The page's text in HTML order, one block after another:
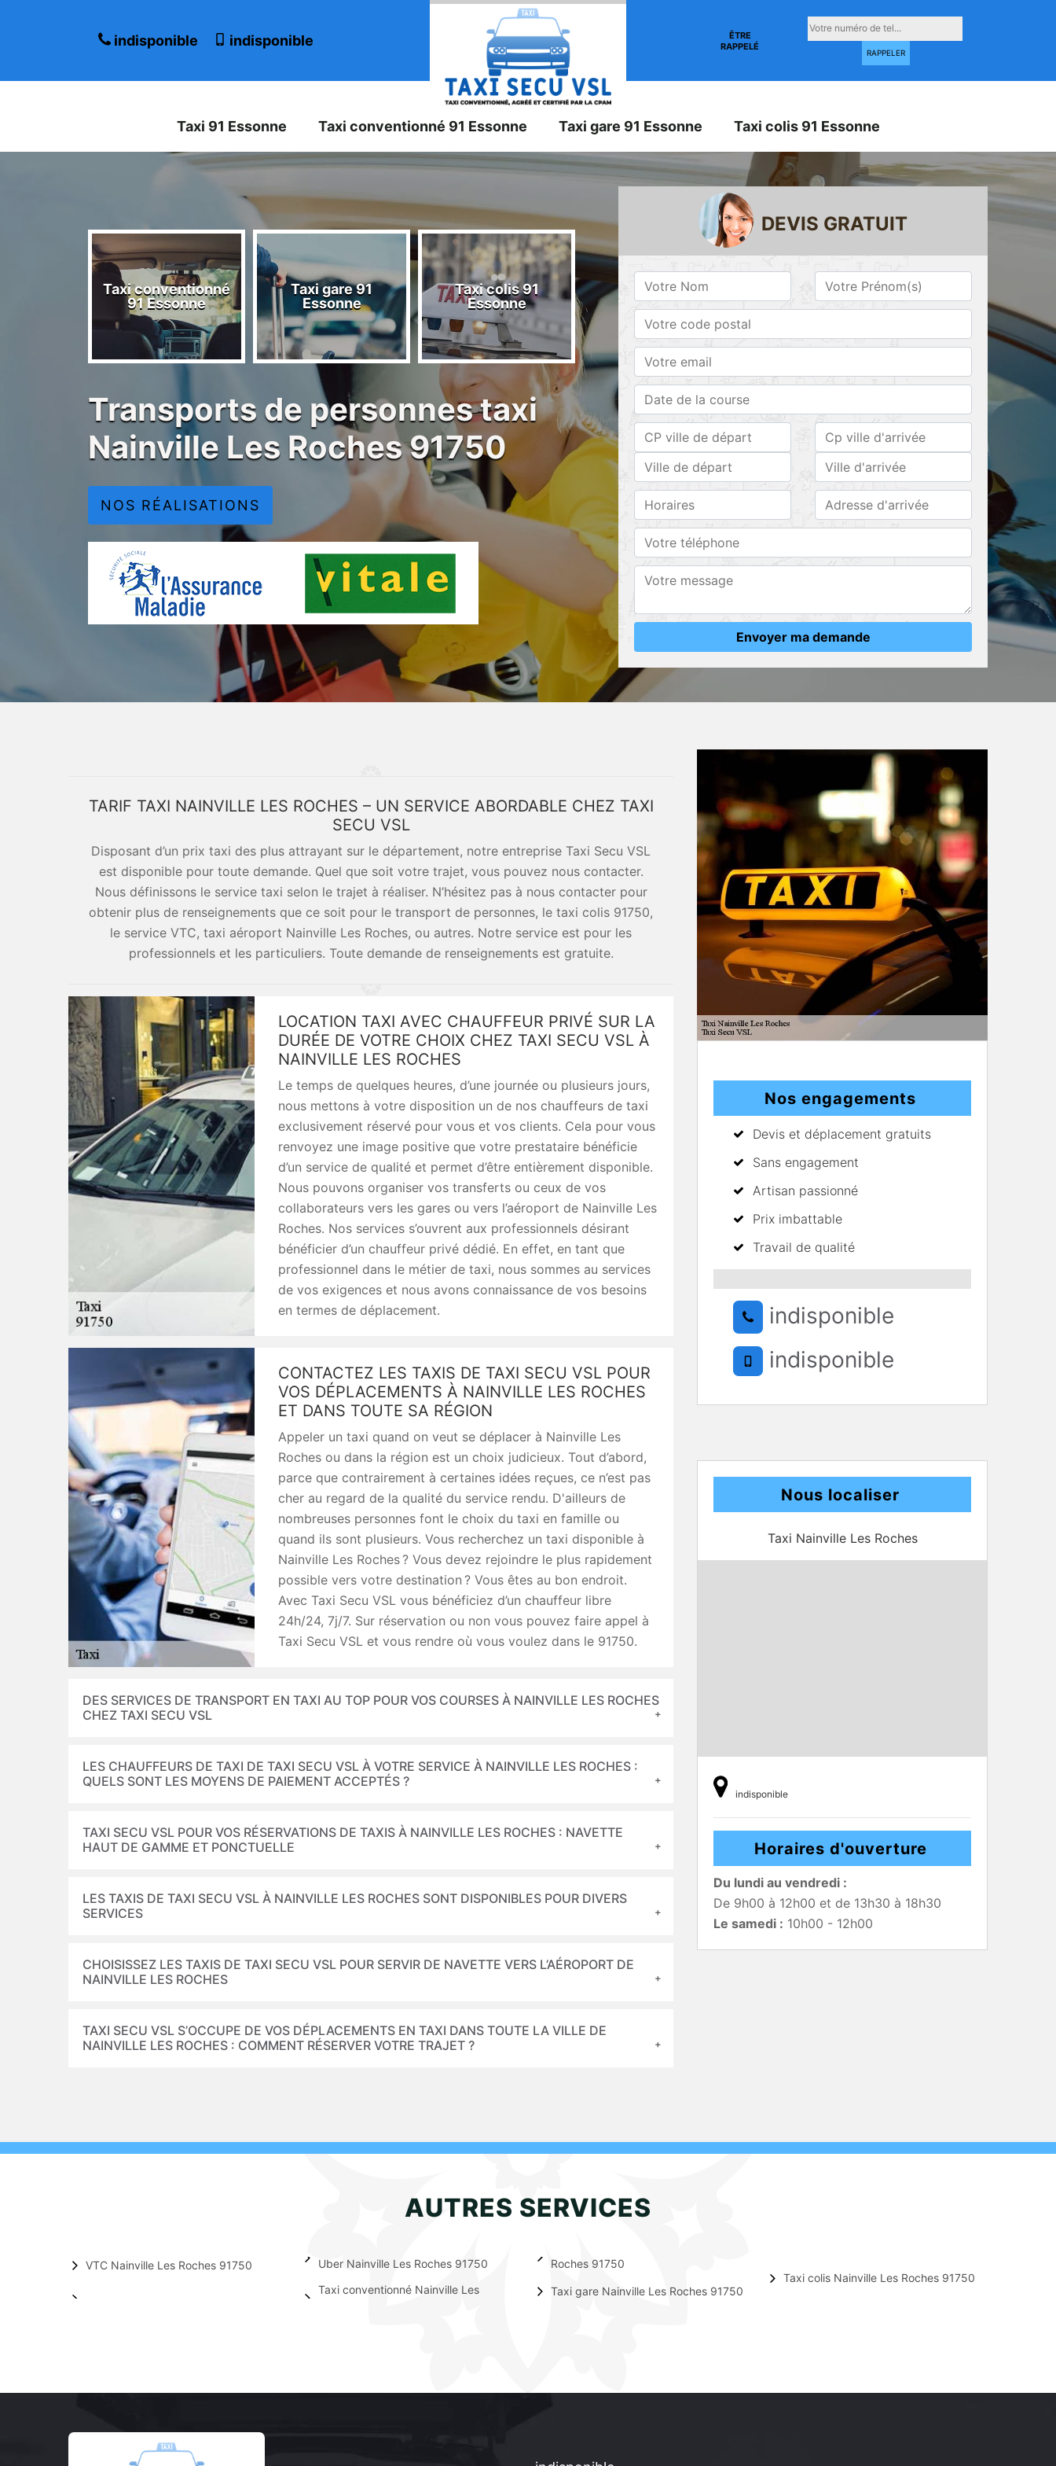
indisponible indisponible
ÊTRE
RAPPELÉ
Taxi 91 Essonne Taxi conventionné 91 Essonne Taxi gare 91 Essonne Taxi colis 91 Essonne
Taxi conventionné
91 Essonne
Taxi gare 91
Essonne
Taxi colis 91
Essonne
Taxi 91 Essonne
Taxi conventionné
91 Essonne
Essonne
Transports de personnes taxi
Nainville Les Roches 91750
NOS RÉALISATIONS
DEVIS GRATUIT
TARIF TAXI NAINVILLE LES ROCHES – UN SERVICE ABORDABLE CHEZ TAXI
SECU VSL
Disposant d’un prix taxi des plus attrayant sur le département, notre entreprise Taxi Secu VSL
est disponible pour toute demande. Quel que soit votre trajet, vous pouvez nous contacter.
Nous définissons le service taxi selon le trajet à réaliser. N’hésitez pas à nous contacter pour
obtenir plus de renseignements que ce soit pour le transport de personnes, le taxi colis 91750,
le service VTC, taxi aéroport Nainville Les Roches, ou autres. Notre service est pour les
professionnels et les particuliers. Toute demande de renseignements est gratuite.
LOCATION TAXI AVEC CHAUFFEUR PRIVÉ SUR LA
DURÉE DE VOTRE CHOIX CHEZ TAXI SECU VSL À
NAINVILLE LES ROCHES
Le temps de quelques heures, d’une journée ou plusieurs jours,
nous mettons à votre disposition un de nos chauffeurs de taxi
exclusivement réservé pour vous et vos clients. Cela pour vous
renvoyez une image positive que votre prestataire bénéficie
d’un service de qualité et permet d’être entièrement disponible.
Nous pouvons organiser vos transferts ou ceux de vos
collaborateurs vers les gares ou vers l’aéroport de Nainville Les
Roches. Nos services s’ouvrent aux professionnels désirant
bénéficier d’un chauffeur privé dédié. En effet, en tant que
professionnel dans le métier de taxi, nous sommes au services
de vos exigences et nous avons connaissance de vos besoins
en termes de déplacement.
CONTACTEZ LES TAXIS DE TAXI SECU VSL POUR
VOS DÉPLACEMENTS À NAINVILLE LES ROCHES
ET DANS TOUTE SA RÉGION
Appeler un taxi quand on veut se déplacer à Nainville Les
Roches ou dans la région est un choix judicieux. Tout d’abord,
parce que contrairement à certaines idées reçues, ce n’est pas
cher au regard de la qualité du service rendu. D'ailleurs de
nombreuses personnes font le choix du taxi en famille ou
quand ils sont plusieurs. Vous recherchez un taxi disponible à
Nainville Les Roches ? Vous devez rejoindre le plus rapidement
possible vers votre destination ? Vous êtes au bon endroit.
Avec Taxi Secu VSL vous bénéficiez d’un chauffeur libre
24h/24, 7j/7. Sur réservation ou non vous pouvez faire appel à
Taxi Secu VSL et vous rendre où vous voulez dans le 91750.
DES SERVICES DE TRANSPORT EN TAXI AU TOP POUR VOS COURSES À NAINVILLE LES ROCHES
CHEZ TAXI SECU VSL
LES CHAUFFEURS DE TAXI DE TAXI SECU VSL À VOTRE SERVICE À NAINVILLE LES ROCHES :
QUELS SONT LES MOYENS DE PAIEMENT ACCEPTÉS ?
TAXI SECU VSL POUR VOS RÉSERVATIONS DE TAXIS À NAINVILLE LES ROCHES : NAVETTE
HAUT DE GAMME ET PONCTUELLE
LES TAXIS DE TAXI SECU VSL À NAINVILLE LES ROCHES SONT DISPONIBLES POUR DIVERS
SERVICES
CHOISISSEZ LES TAXIS DE TAXI SECU VSL POUR SERVIR DE NAVETTE VERS L’AÉROPORT DE
NAINVILLE LES ROCHES
TAXI SECU VSL S’OCCUPE DE VOS DÉPLACEMENTS EN TAXI DANS TOUTE LA VILLE DE
NAINVILLE LES ROCHES : COMMENT RÉSERVER VOTRE TRAJET ?
Nos engagements
Devis et déplacement gratuits
Sans engagement
Artisan passionné
Prix imbattable
Travail de qualité
indisponible
indisponible
Nous localiser
Taxi Nainville Les Roches
indisponible
Horaires d'ouverture
Du lundi au vendredi :
De 9h00 à 12h00 et de 13h30 à 18h30
Le samedi : 10h00 - 12h00
AUTRES SERVICES
VTC Nainville Les Roches 91750
Uber Nainville Les Roches 91750
Taxi conventionné Nainville Les
Roches 91750
Taxi gare Nainville Les Roches 91750
Taxi colis Nainville Les Roches 91750